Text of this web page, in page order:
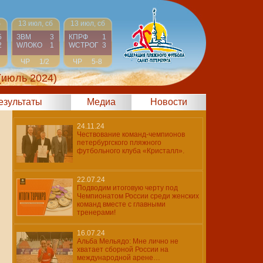
13 июл, сб
ЗВМ
3
WЛОКО
1
ЧР
1/2
13 июл, сб
КПРФ
1
WCТРОГ 3
ЧР
5-8
2024)
Медиа Новости
24.11.24
Чествование команд-чемпионов
петербургского пляжного
футбольного клуба «Кристалл».
22.07.24
Подводим итоговую черту под
Чемпионатом России среди женских
команд вместе с главными
тренерами!
16.07.24
Альба Мельядо: Мне лично не
хватает сборной России на
международной арене…